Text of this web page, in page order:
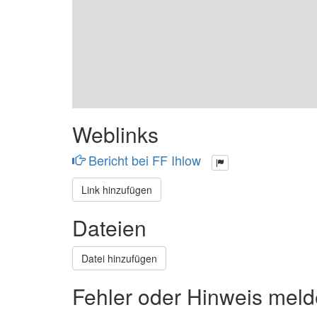
Weblinks
Bericht bei FF Ihlow
Link hinzufügen
Dateien
Datei hinzufügen
Fehler oder Hinweis